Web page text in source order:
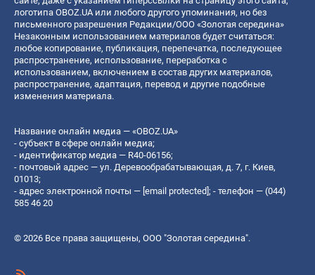
логотипа OBOZ.UA или любого другого упоминания, но без
письменного разрешения Редакции/ООО «Золотая середина»
Незаконным использованием материалов будет считаться:
любое копирование, публикация, перепечатка, последующее
распространение, использование, переработка с
использованием, включением в состав других материалов,
распространение, адаптация, перевод и другие подобные
изменения материала.
Название онлайн медиа — «OBOZ.UA»
- субъект в сфере онлайн медиа;
- идентификатор медиа — R40-06156;
- почтовый адрес — ул. Деревообрабатывающая, д. 7, г. Киев,
01013;
- адрес электронной почты — [email protected] ; - телефон — (044)
585 46 20
© 2026 Все права защищены, ООО "Золотая середина".